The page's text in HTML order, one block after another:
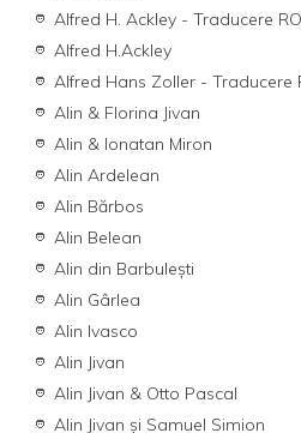
Alfred H. Ackley - Traducere RO
Alfred H.Ackley
Alfred Hans Zoller - Traducere
Alin & Florina Jivan
Alin & Ionatan Miron
Alin Ardelean
Alin Bărbos
Alin Belean
Alin din Barbulești
Alin Gârlea
Alin Ivasco
Alin Jivan
Alin Jivan & Otto Pascal
Alin Jivan și Samuel Simion